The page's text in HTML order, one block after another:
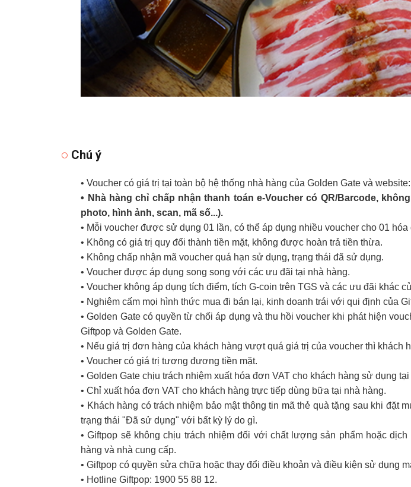
Chú ý
• Voucher có giá trị tại toàn bộ hệ thống nhà hàng của Golden Gate và
• Nhà hàng chỉ chấp nhận thanh toán e-Voucher có QR/Barcode,
photo, hình ảnh, scan, mã số...).
• Mỗi voucher được sử dụng 01 lần, có thể áp dụng nhiều voucher cho 01 hóa
• Không có giá trị quy đổi thành tiền mặt, không được hoàn trả tiền thừa.
• Không chấp nhận mã voucher quá hạn sử dụng, trạng thái đã sử dụng.
• Voucher được áp dụng song song với các ưu đãi tại nhà hàng.
• Voucher không áp dụng tích điểm, tích G-coin trên TGS và các ưu đãi khác
• Nghiêm cấm mọi hình thức mua đi bán lại, kinh doanh trái với qui định của
• Golden Gate có quyền từ chối áp dụng và thu hồi voucher khi phát hiện
Giftpop và Golden Gate.
• Nếu giá trị đơn hàng của khách hàng vượt quá giá trị của voucher thì khách
• Voucher có giá trị tương đương tiền mặt.
• Golden Gate chịu trách nhiệm xuất hóa đơn VAT cho khách hàng sử dụng
• Chỉ xuất hóa đơn VAT cho khách hàng trực tiếp dùng bữa tại nhà hàng.
• Khách hàng có trách nhiệm bảo mật thông tin mã thẻ quà tặng sau khi đặt
trạng thái "Đã sử dụng" với bất kỳ lý do gì.
• Giftpop sẽ không chịu trách nhiệm đối với chất lượng sản phẩm hoặc
hàng và nhà cung cấp.
• Giftpop có quyền sửa chữa hoặc thay đổi điều khoản và điều kiện sử dụng
• Hotline Giftpop: 1900 55 88 12.